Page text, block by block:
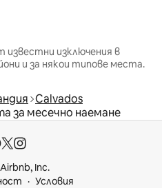
известни изключения в
и за някои типове места.
Calvados
за месечно наемане
Inc.
Условия